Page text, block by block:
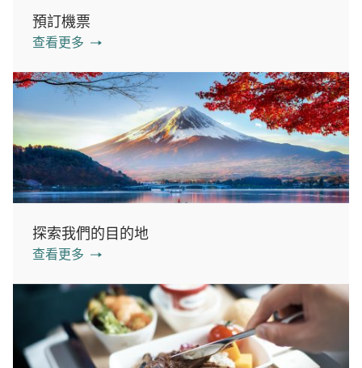
預訂機票
查看更多
探索我們的目的地
查看更多